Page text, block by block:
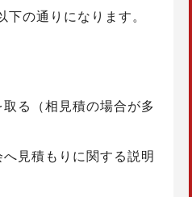
の通りになります。
る（相見積の場合が多
見積もりに関する説明